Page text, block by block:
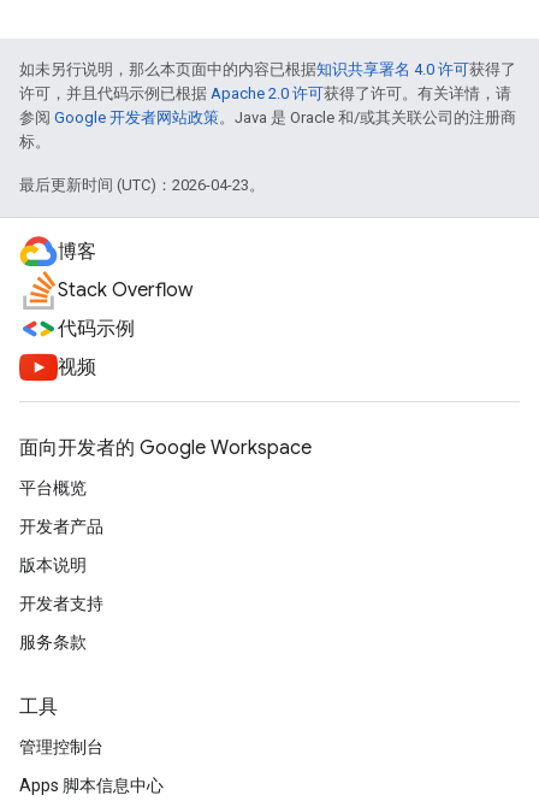
如未另行说明，那么本页面中的内容已根据知识共享署名 4.0 许可获得了
许可，并且代码示例已根据 Apache 2.0 许可获得了许可。有关详情，请
参阅 Google 开发者网站政策。Java 是 Oracle 和/或其关联公司的注册商
标。
最后更新时间 (UTC)：2026-04-23。
博客
Stack Overflow
代码示例
视频
面向开发者的 Google Workspace
平台概览
开发者产品
版本说明
开发者支持
服务条款
工具
管理控制台
Apps 脚本信息中心